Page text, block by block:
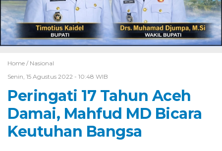
Home / Nasional
Senin, 15 Agustus 2022 - 10:48 WIB
Peringati 17 Tahun Aceh
Damai, Mahfud MD Bicara
Keutuhan Bangsa